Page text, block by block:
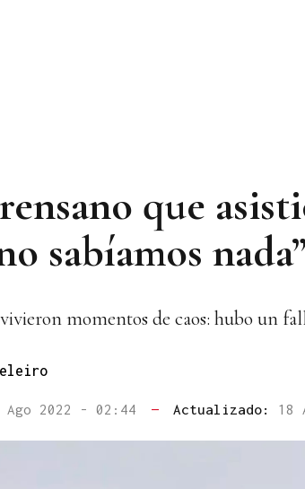
que
sabíamos nada”
vivieron momentos de caos: hubo un
Ago 2022 - 02:44 — Actualizado: 18